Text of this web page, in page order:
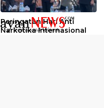
Peringatan Hari Anti
Narkotika Internasional